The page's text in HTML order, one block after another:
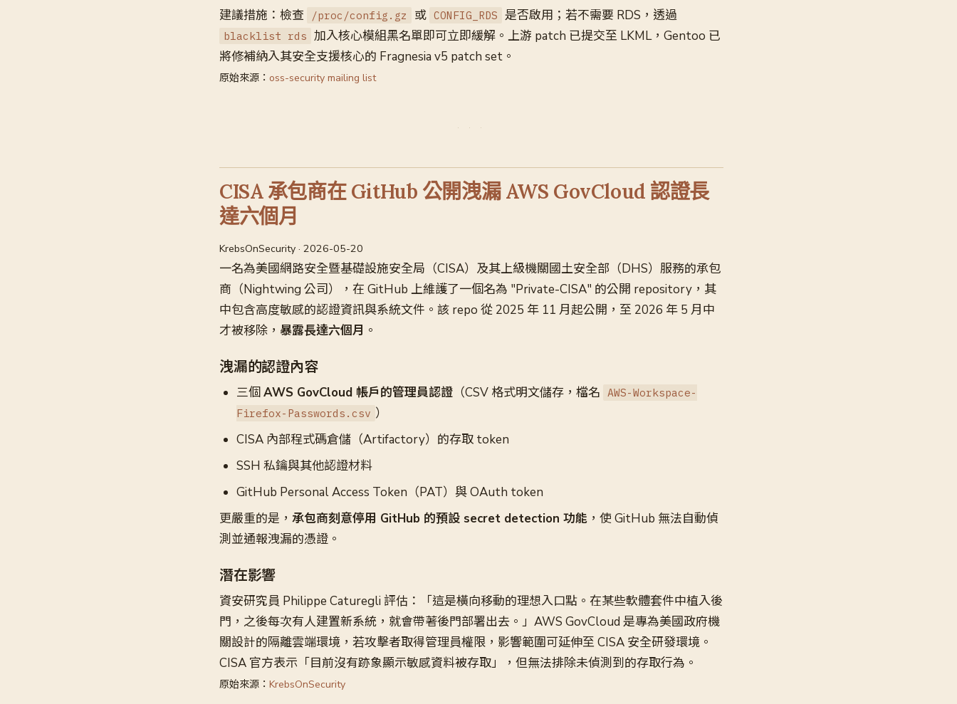
建議措施：檢查 /proc/config.gz 或 CONFIG_RDS 是否啟用；若不需要 RDS，透過
blacklist rds 加入核心模組黑名單即可立即緩解。上游 patch 已提交至 LKML，Gentoo 已
將修補納入其安全支援核心的 Fragnesia v5 patch set。
原始來源： oss-security mailing list
CISA 承包商在 GitHub 公開洩漏 AWS GovCloud 認證長
達六個月
KrebsOnSecurity · 2026-05-20
一名為美國網路安全暨基礎設施安全局（CISA）及其上級機關國土安全部（DHS）服務的承包
商（Nightwing 公司），在 GitHub 上維護了一個名為 "Private-CISA" 的公開 repository，其
中包含高度敏感的認證資訊與系統文件。該 repo 從 2025 年 11 月起公開，至 2026 年 5 月中
才被移除， 暴露長達六個月 。
洩漏的認證內容
三個 AWS GovCloud 帳戶的管理員認證 （CSV 格式明文儲存，檔名 AWS-Workspace-
Firefox-Passwords.csv ）
CISA 內部程式碼倉儲（Artifactory）的存取 token
SSH 私鑰與其他認證材料
GitHub Personal Access Token（PAT）與 OAuth token
更嚴重的是， 承包商刻意停用 GitHub 的預設 secret detection 功能 ，使 GitHub 無法自動偵
測並通報洩漏的憑證。
潛在影響
資安研究員 Philippe Caturegli 評估：「這是橫向移動的理想入口點。在某些軟體套件中植入後
門，之後每次有人建置新系統，就會帶著後門部署出去。」AWS GovCloud 是專為美國政府機
關設計的隔離雲端環境，若攻擊者取得管理員權限，影響範圍可延伸至 CISA 安全研發環境。
CISA 官方表示「目前沒有跡象顯示敏感資料被存取」，但無法排除未偵測到的存取行為。
原始來源： KrebsOnSecurity